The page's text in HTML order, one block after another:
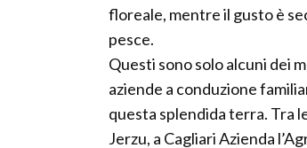
floreale, mentre il gusto è
pesce.
Questi sono solo alcuni dei
aziende a conduzione
questa splendida terra. Tra
Jerzu, a Cagliari Azienda